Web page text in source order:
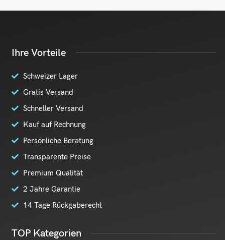
Ihre Vorteile
Schweizer Lager
Gratis Versand
Schneller Versand
Kauf auf Rechnung
Persönliche Beratung
Transparente Preise
Premium Qualität
2 Jahre Garantie
14 Tage Rückgaberecht
TOP Kategorien